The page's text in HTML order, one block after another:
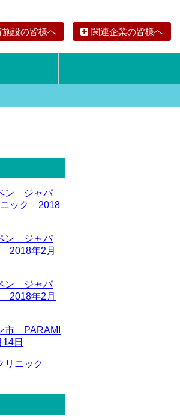
施設の皆様へ 関連企業の皆様へ
ン ジャパ
ニック 2018
ン ジャパ
2018年2月
ン ジャパ
2018年2月
市 PARAMI
日
リニック